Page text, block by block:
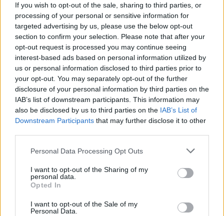
If you wish to opt-out of the sale, sharing to third parties, or
processing of your personal or sensitive information for
targeted advertising by us, please use the below opt-out
section to confirm your selection. Please note that after your
opt-out request is processed you may continue seeing
interest-based ads based on personal information utilized by
us or personal information disclosed to third parties prior to
your opt-out. You may separately opt-out of the further
disclosure of your personal information by third parties on the
IAB’s list of downstream participants. This information may
also be disclosed by us to third parties on the IAB’s List of
Downstream Participants that may further disclose it to other
Personal Data Processing Opt Outs
I want to opt-out of the Sharing of my
personal data.
Opted In
I want to opt-out of the Sale of my
Personal Data.
Κυπαρισσία: Open Air προβολή του
βραβευμένου ντοκιμαντέρ «Ocean with David
Attenborough»
04/08/2026 11:36